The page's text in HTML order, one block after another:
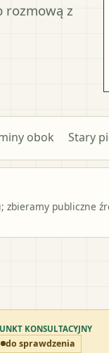
rozmową z
obok Stary
publiczne
KONSULTACYJNY
do sprawdzenia